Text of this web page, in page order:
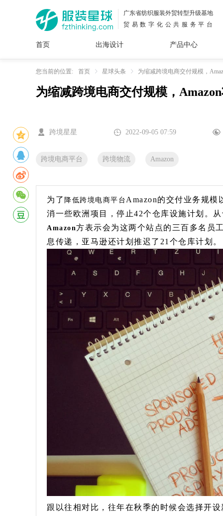
广东省纺织服装外贸转型升级基地
贸易数字化公共服务平台
首页 出海设计
面料
花型
插画
图案
服装
设计
产品中心
女装
内衣
男装
运动
服
童装
牛仔
服装
您当前的位置: 首页 星球头条 为缩减跨境电商交付规模，
为缩减跨境电商交付规模，
跨境星星 2022-09-05 07:59
跨境电商平台 跨境物流 Amazon
为了 降低跨境电商平台 Amazon的交付业务规模
消一些欧洲项目，停止42个仓库设施计划。
Amazon方表示会为这两个站点的三百多名员
息传递，亚马逊还计划推迟了21个仓库计划。
跟以往相对比，往年在秋季的时候会选择开